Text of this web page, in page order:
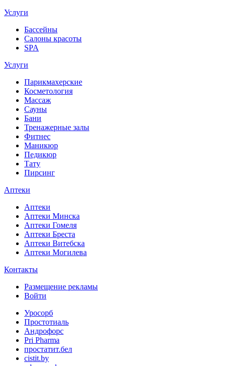
Услуги
Бассейны
Салоны красоты
SPA
Услуги
Парикмахерские
Косметология
Массаж
Сауны
Бани
Тренажерные залы
Фитнес
Маникюр
Педикюр
Тату
Пирсинг
Аптеки
Аптеки
Аптеки Минска
Аптеки Гомеля
Аптеки Бреста
Аптеки Витебска
Аптеки Могилева
Контакты
Размещение рекламы
Войти
Уросорб
Простотиаль
Андрофорс
Pri Pharma
простатит.бел
cistit.by